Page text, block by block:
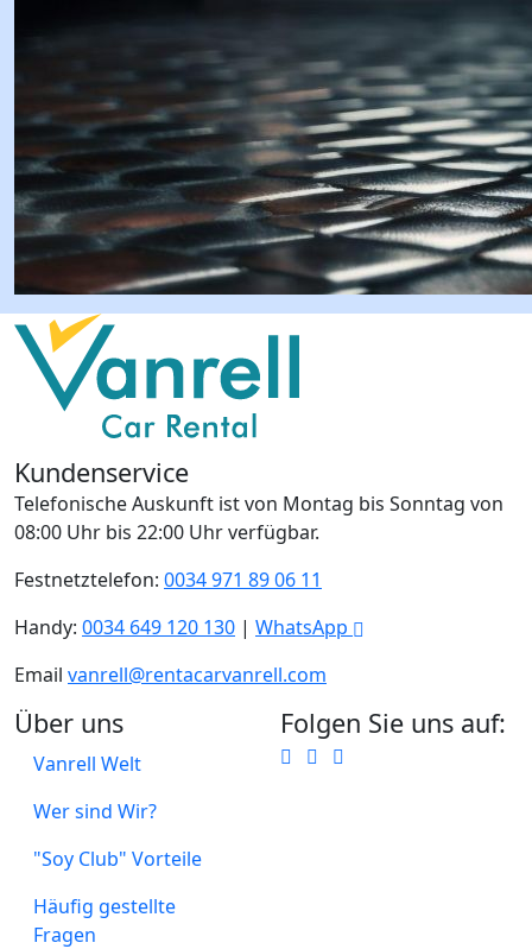
Kundenservice
Telefonische Auskunft ist von Montag bis Sonntag von
08:00 Uhr bis 22:00 Uhr verfügbar.
Festnetztelefon: 0034 971 89 06 11
Handy: 0034 649 120 130 | WhatsApp
Email vanrell@rentacarvanrell.com
Über uns
Vanrell Welt
Wer sind Wir?
"Soy Club" Vorteile
Häufig gestellte
Fragen
Folgen Sie uns auf: